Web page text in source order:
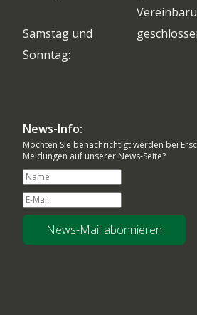
Samstag und
Sonntag:
News-Info:
Möchten Sie benachrichtigt werden bei
Meldungen auf unserer News-Seite?
News-Mail abonnieren